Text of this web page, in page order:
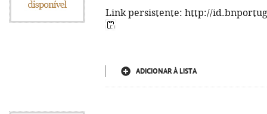
Link persistente: http://
ADICIONAR À LISTA